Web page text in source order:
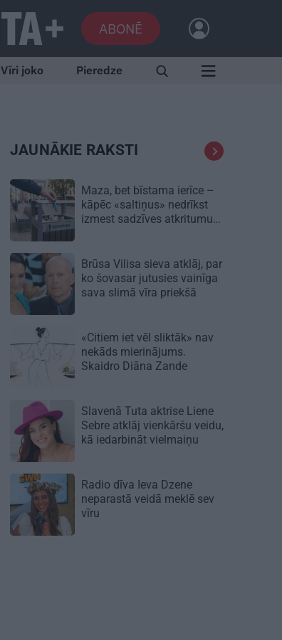
ABONĒ
Vīri joko Pieredze
JAUNĀKIE RAKSTI
Maza, bet bīstama ierīce –
kāpēc «saltiņus» nedrīkst
izmest sadzīves atkritumu
Brūsa Vilisa sieva atklāj, par
ko šovasar jutusies vainīga
sava slimā vīra priekšā
«Citiem iet vēl sliktāk» nav
nekāds mierinājums.
Skaidro Diāna Zande
Slavenā Tuta aktrise Liene
Sebre atklāj vienkāršu veidu,
kā iedarbināt vielmaiņu
Radio dīva Ieva Dzene
neparastā veidā meklē sev
vīru